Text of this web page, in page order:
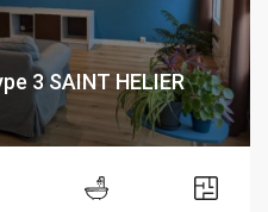
3 SAINT HELIER